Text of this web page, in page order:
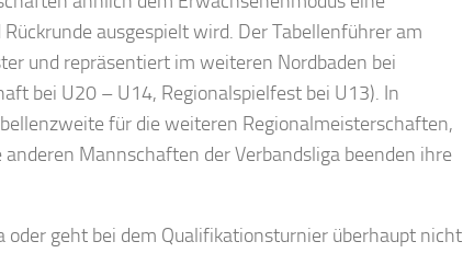
ausgespielt wird. Der Tabellenführer am
und repräsentiert im weiteren Nordbaden bei
bei U20 – U14, Regionalspielfest bei U13). In
für die weiteren Regionalmeisterschaften,
Mannschaften der Verbandsliga beenden ihre
geht bei dem Qualifikationsturnier überhaupt nicht